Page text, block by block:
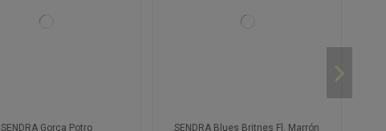
SENDRA Gorca Potro
SENDRA Blues Britnes Fl. Marrón